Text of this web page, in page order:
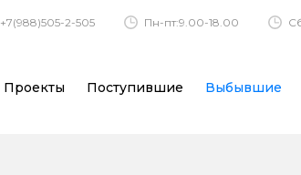
+7(988)505-2-505 Пн-пт:9.00-18.00
Проекты Поступившие Выбывшие